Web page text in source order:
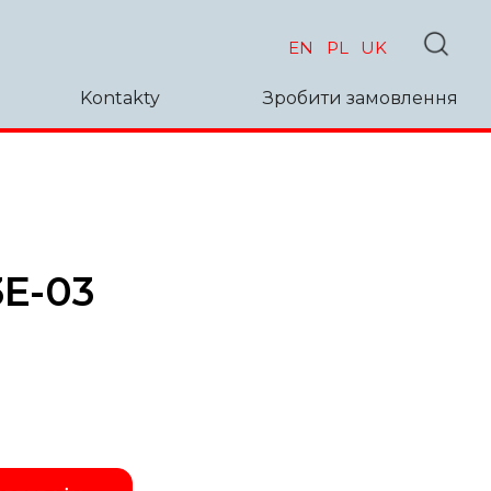
EN PL UK
Kontakty Зробити замовлення
03